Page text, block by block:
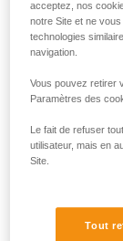
Les piles
piles salines.
des
acceptez, nos
notre Site et ne
technologies
navigation.
Vous pouvez retirer
Paramètres des
Le fait de refuser
utilisateur, mais en
Site.
Tout